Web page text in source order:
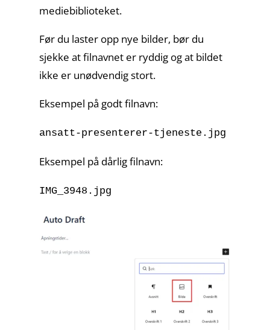
mediebiblioteket.
Før du laster opp nye bilder, bør du
sjekke at filnavnet er ryddig og at bildet
ikke er unødvendig stort.
Eksempel på godt filnavn:
ansatt-presenterer-tjeneste.jpg
Eksempel på dårlig filnavn:
IMG_3948.jpg